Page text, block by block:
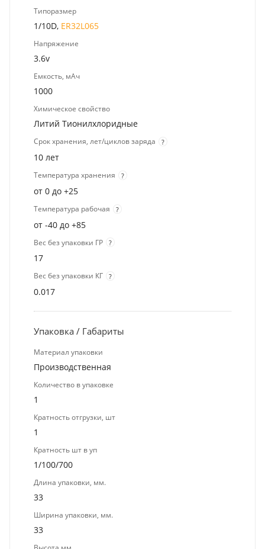
Типоразмер
1/10D, ER32L065
Напряжение
3.6v
Емкость, мАч
1000
Химическое свойство
Литий Тионилхлоридные
Срок хранения, лет/циклов заряда ?
10 лет
Температура хранения ?
от 0 до +25
Температура рабочая ?
от -40 до +85
Вес без упаковки ГР ?
17
Вес без упаковки КГ ?
0.017
Упаковка / Габариты
Материал упаковки
Производственная
Количество в упаковке
1
Кратность отгрузки, шт
1
Кратность шт в уп
1/100/700
Длина упаковки, мм.
33
Ширина упаковки, мм.
33